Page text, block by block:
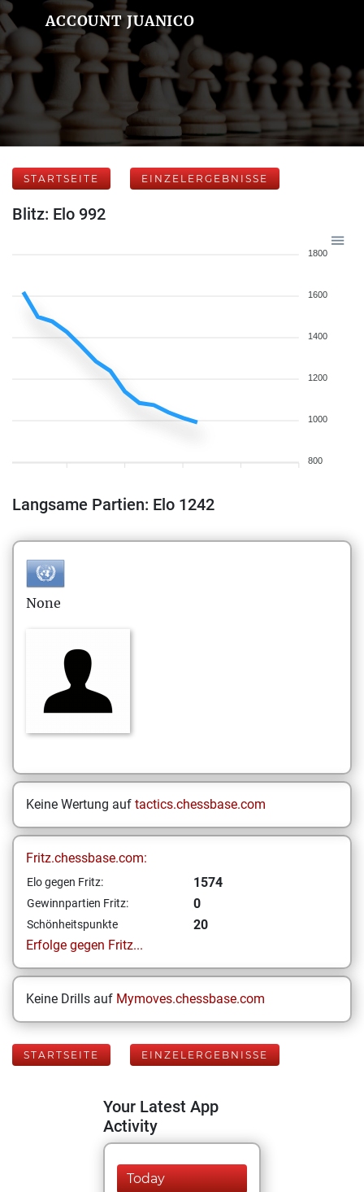
ACCOUNT JUANICO
STARTSEITE EINZELERGEBNISSE
Blitz: Elo 992
1800
1600
1400
1200
1000
800
Langsame Partien: Elo 1242
None
Keine Wertung auf tactics.chessbase.com
Fritz.chessbase.com:
Elo gegen Fritz: 1574
Gewinnpartien Fritz: 0
Schönheitspunkte
20
Erfolge gegen Fritz...
Keine Drills auf Mymoves.chessbase.com
STARTSEITE EINZELERGEBNISSE
Your Latest App
Activity
Today